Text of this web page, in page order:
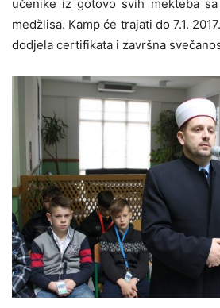
učenike iz gotovo svih mekteba
medžlisa. Kamp će trajati do 7.1.
dodjela certifikata i završna